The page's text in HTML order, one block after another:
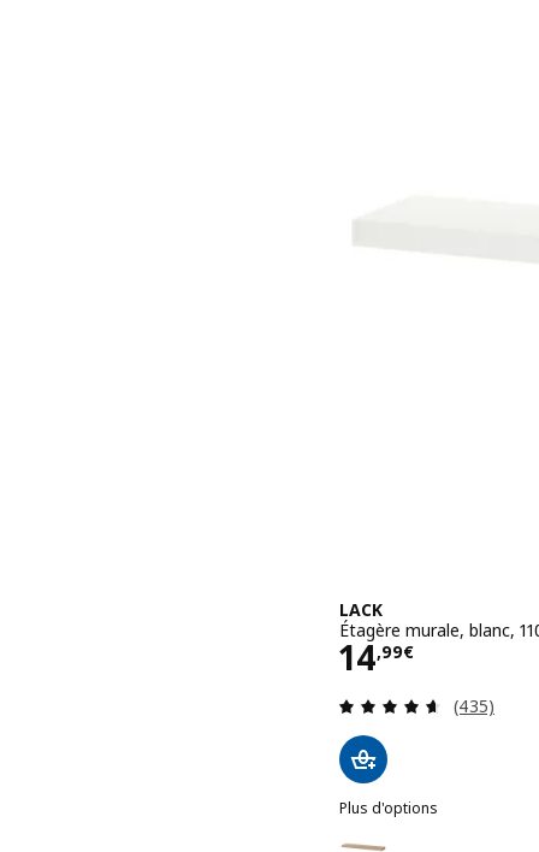
LACK
Étagère murale, blanc,
14,99€
Prix 14,99€
(435)
Plus d'options